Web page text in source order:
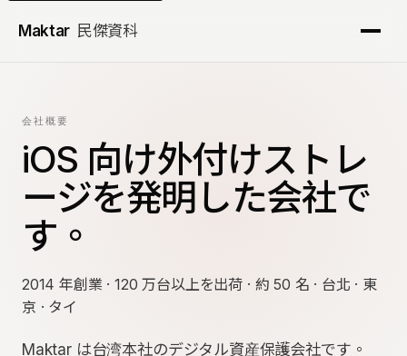
Maktar 民傑資科
会社情報
製品
会社概要
iOS 向け外付けストレ
ージを発明した会社で
す。
2014 年創業 · 120 万台以上を出荷 · 約 50 名 · 台北 · 東
京 · タイ
Maktar は台湾本社のデジタル資産保護会社です。